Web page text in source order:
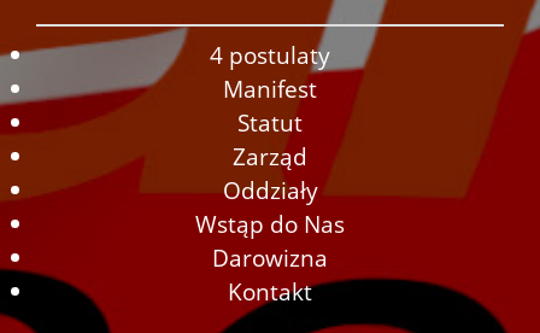
4 postulaty
Manifest
Statut
Zarząd
Oddziały
Wstąp do Nas
Darowizna
Kontakt